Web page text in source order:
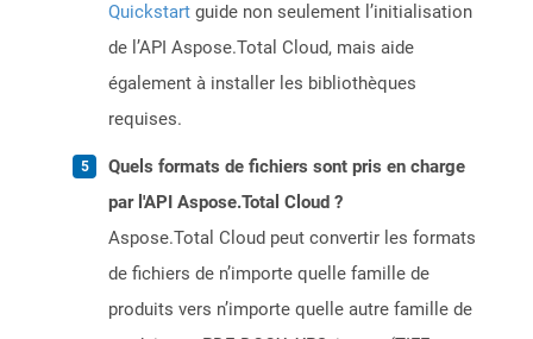
Quickstart guide non seulement l’initialisation
de l’API Aspose.Total Cloud, mais aide
également à installer les bibliothèques
requises.
Quels formats de fichiers sont pris en charge
par l'API Aspose.Total Cloud ?
Aspose.Total Cloud peut convertir les formats
de fichiers de n’importe quelle famille de
produits vers n’importe quelle autre famille de